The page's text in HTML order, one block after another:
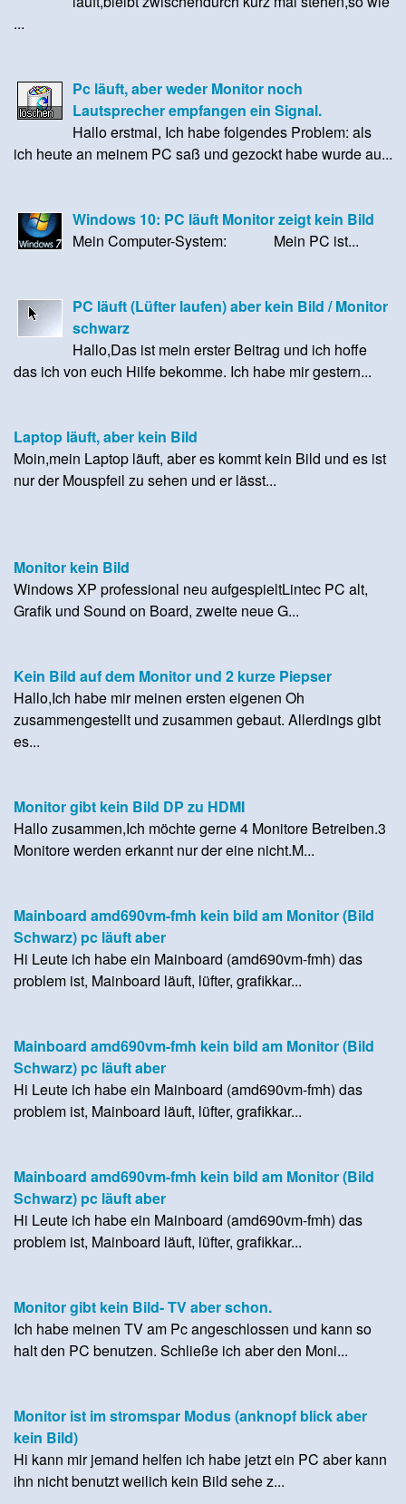
...
Pc läuft, aber weder Monitor noch
Lautsprecher empfangen ein Signal.
Hallo erstmal, Ich habe folgendes Problem: als
ich heute an meinem PC saß und gezockt habe wurde au...
Windows 10: PC läuft Monitor zeigt kein Bild
Mein Computer-System: Mein PC ist...
PC läuft (Lüfter laufen) aber kein Bild / Monitor
schwarz
Hallo,Das ist mein erster Beitrag und ich hoffe
das ich von euch Hilfe bekomme. Ich habe mir gestern...
Laptop läuft, aber kein Bild
Moin,mein Laptop läuft, aber es kommt kein Bild und es ist
nur der Mouspfeil zu sehen und er lässt...
Monitor kein Bild
Windows XP professional neu aufgespieltLintec PC alt,
Grafik und Sound on Board, zweite neue G...
Kein Bild auf dem Monitor und 2 kurze Piepser
Hallo,Ich habe mir meinen ersten eigenen Oh
zusammengestellt und zusammen gebaut. Allerdings gibt
es...
Monitor gibt kein Bild DP zu HDMI
Hallo zusammen,Ich möchte gerne 4 Monitore Betreiben.3
Monitore werden erkannt nur der eine nicht.M...
Mainboard amd690vm-fmh kein bild am Monitor (Bild
Schwarz) pc läuft aber
Hi Leute ich habe ein Mainboard (amd690vm-fmh) das
problem ist, Mainboard läuft, lüfter, grafikkar...
Mainboard amd690vm-fmh kein bild am Monitor (Bild
Schwarz) pc läuft aber
Hi Leute ich habe ein Mainboard (amd690vm-fmh) das
problem ist, Mainboard läuft, lüfter, grafikkar...
Mainboard amd690vm-fmh kein bild am Monitor (Bild
Schwarz) pc läuft aber
Hi Leute ich habe ein Mainboard (amd690vm-fmh) das
problem ist, Mainboard läuft, lüfter, grafikkar...
Monitor gibt kein Bild- TV aber schon.
Ich habe meinen TV am Pc angeschlossen und kann so
halt den PC benutzen. Schließe ich aber den Moni...
Monitor ist im stromspar Modus (anknopf blick aber
kein Bild)
Hi kann mir jemand helfen ich habe jetzt ein PC aber kann
ihn nicht benutzt weilich kein Bild sehe z...